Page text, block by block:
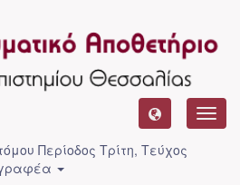
Περίοδος Τρίτη, Τεύχος